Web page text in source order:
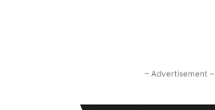
– Advertisement –